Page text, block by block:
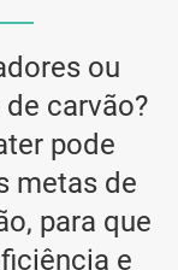
ou
carvão?
pode
metas de
para que
e